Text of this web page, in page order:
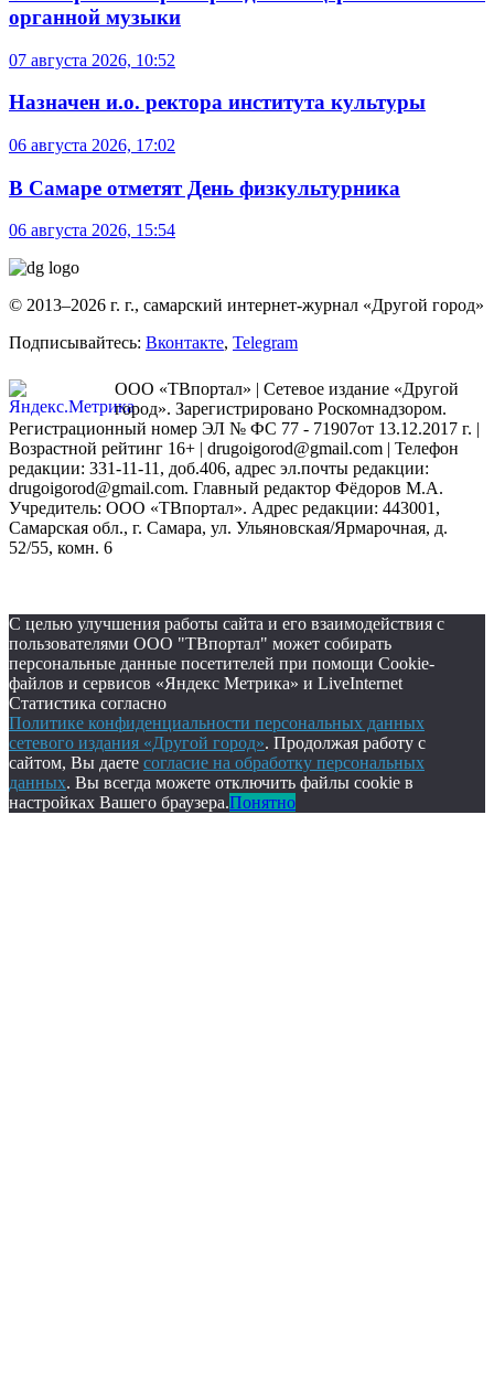
органной музыки
07 августа 2026, 10:52
Назначен и.о. ректора института культуры
06 августа 2026, 17:02
В Самаре отметят День физкультурника
06 августа 2026, 15:54
© 2013–2026 г. г., самарский интернет-журнал «Другой город»
Подписывайтесь: Вконтакте, Telegram
ООО «ТВпортал» | Сетевое издание «Другой
город». Зарегистрировано Роскомнадзором.
Регистрационный номер ЭЛ № ФС 77 - 71907от 13.12.2017 г. |
Возрастной рейтинг 16+ | drugoigorod@gmail.com | Телефон
редакции: 331-11-11, доб.406, адрес эл.почты редакции:
drugoigorod@gmail.com. Главный редактор Фёдоров М.А.
Учредитель: ООО «ТВпортал». Адрес редакции: 443001,
Самарская обл., г. Самара, ул. Ульяновская/Ярмарочная, д.
52/55, комн. 6
С целью улучшения работы сайта и его взаимодействия с
пользователями ООО "ТВпортал" может собирать
персональные данные посетителей при помощи Cookie-
файлов и сервисов «Яндекс Метрика» и LiveInternet
Статистика согласно
Политике конфиденциальности персональных данных
сетевого издания «Другой город». Продолжая работу с
сайтом, Вы даете согласие на обработку персональных
данных. Вы всегда можете отключить файлы cookie в
настройках Вашего браузера.Понятно